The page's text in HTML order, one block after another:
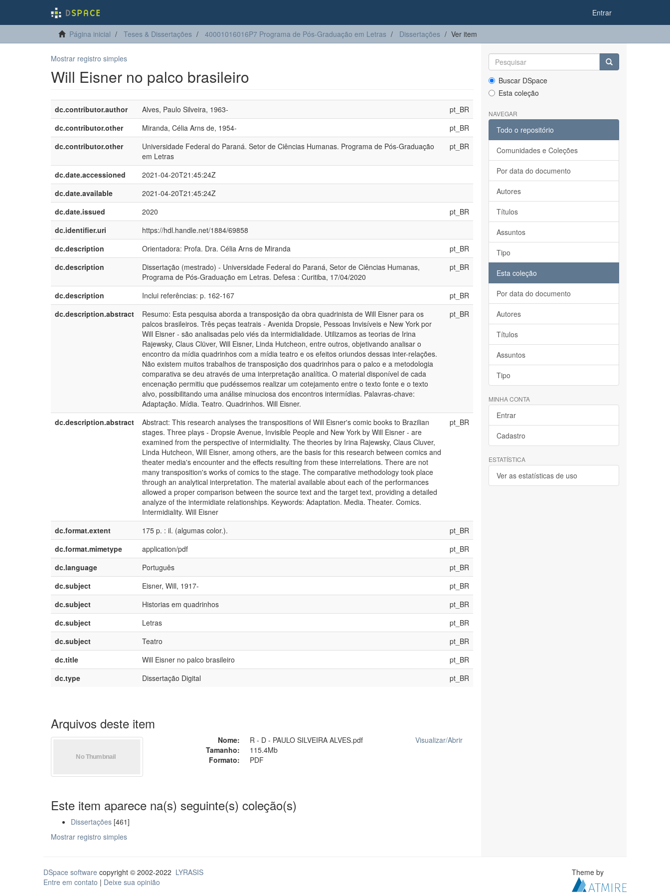
Entrar
Página inicial Teses & Dissertações 40001016016P7 Programa de Pós-Graduação em Letras Dissertações Ver item
Mostrar registro simples
Will Eisner no palco brasileiro
dc.contributor.author Alves, Paulo Silveira, 1963-
pt_BR
dc.contributor.other
Miranda, Célia Arns de, 1954-
pt_BR
dc.contributor.other
Universidade Federal do Paraná. Setor de Ciências Humanas. Programa de Pós-Graduação
em Letras
pt_BR
dc.date.accessioned
2021-04-20T21:45:24Z
dc.date.available
2021-04-20T21:45:24Z
dc.date.issued
2020
pt_BR
dc.identifier.uri
https://hdl.handle.net/1884/69858
dc.description
Orientadora: Profa. Dra. Célia Arns de Miranda
pt_BR
dc.description
Dissertação (mestrado) - Universidade Federal do Paraná, Setor de Ciências Humanas,
Programa de Pós-Graduação em Letras. Defesa : Curitiba, 17/04/2020
pt_BR
dc.description Inclui referências: p. 162-167
pt_BR
dc.description.abstract
Resumo: Esta pesquisa aborda a transposição da obra quadrinista de Will Eisner para os
palcos brasileiros. Três peças teatrais - Avenida Dropsie, Pessoas Invisíveis e New York por
Will Eisner - são analisadas pelo viés da intermidialidade. Utilizamos as teorias de Irina
Rajewsky, Claus Clüver, Will Eisner, Linda Hutcheon, entre outros, objetivando analisar o
encontro da mídia quadrinhos com a mídia teatro e os efeitos oriundos dessas inter-relações.
Não existem muitos trabalhos de transposição dos quadrinhos para o palco e a metodologia
comparativa se deu através de uma interpretação analítica. O material disponível de cada
encenação permitiu que pudéssemos realizar um cotejamento entre o texto fonte e o texto
alvo, possibilitando uma análise minuciosa dos encontros intermídias. Palavras-chave:
Adaptação. Mídia. Teatro. Quadrinhos. Will Eisner.
pt_BR
dc.description.abstract
Abstract: This research analyses the transpositions of Will Eisner's comic books to Brazilian
stages. Three plays - Dropsie Avenue, Invisible People and New York by Will Eisner - are
examined from the perspective of intermidiality. The theories by Irina Rajewsky, Claus Cluver,
Linda Hutcheon, Will Eisner, among others, are the basis for this research between comics and
theater media's encounter and the effects resulting from these interrelations. There are not
many transposition's works of comics to the stage. The comparative methodology took place
through an analytical interpretation. The material available about each of the performances
allowed a proper comparison between the source text and the target text, providing a detailed
analyze of the intermidiate relationships. Keywords: Adaptation. Media. Theater. Comics.
Intermidiality. Will Eisner
pt_BR
dc.format.extent 175 p. : il. (algumas color.).
pt_BR
dc.format.mimetype
application/pdf
pt_BR
dc.language
Português
pt_BR
dc.subject
Eisner, Will, 1917-
pt_BR
dc.subject
Historias em quadrinhos
pt_BR
dc.subject
Letras
pt_BR
dc.subject
Teatro
pt_BR
dc.title
Will Eisner no palco brasileiro
pt_BR
dc.type
Dissertação Digital pt_BR
Arquivos deste item
Nome:
R - D - PAULO SILVEIRA ALVES.pdf
Tamanho:
115.4Mb
Formato:
PDF
Visualizar/Abrir
Este item aparece na(s) seguinte(s) coleção(s)
Dissertações [461]
Mostrar registro simples
Buscar DSpace
Esta coleção
NAVEGAR
Todo o repositório
Comunidades e Coleções
Por data do documento
Autores
Títulos
Assuntos
Tipo
Esta coleção
Por data do documento
Autores
Títulos
Assuntos
Tipo
MINHA CONTA
Entrar
Cadastro
ESTATÍSTICA
Ver as estatísticas de uso
DSpace software copyright © 2002-2022 LYRASIS
Entre em contato | Deixe sua opinião
Theme by